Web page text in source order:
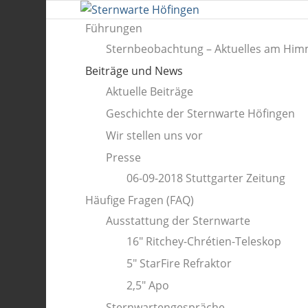
Führungen
Sternbeobachtung – Aktuelles am
Beiträge und News
Aktuelle Beiträge
Geschichte der Sternwarte Höfingen
Wir stellen uns vor
Presse
06-09-2018 Stuttgarter Zeitung
Häufige Fragen (FAQ)
Ausstattung der Sternwarte
16″ Ritchey-Chrétien-Teleskop
5″ StarFire Refraktor
2,5″ Apo